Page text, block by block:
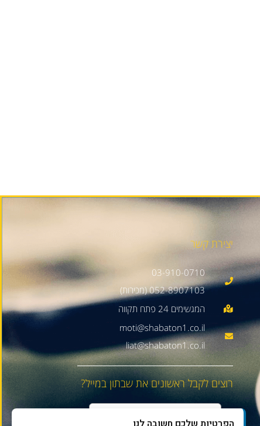
יצירת קשר
03-910-0710
052-8907103 (מכירות)
moti@shabaton1.co.il
liat@shabaton1.co.il
רוצים לקבל ראשונים את שבתון במייל?